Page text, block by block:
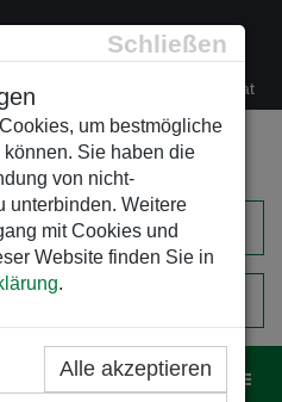
Schließen
um bestmögliche
Sie haben die
von nicht-
unterbinden. Weitere
mit Cookies und
Website finden Sie in
.
Alle akzeptieren
470 37 00 office@leso.at